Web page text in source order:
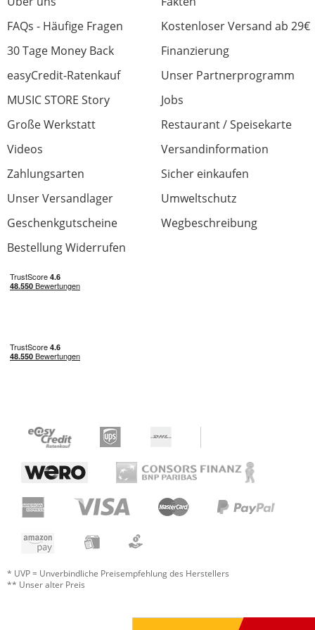
FAQs - Häufige Fragen
Kostenloser Versand ab 29€
30 Tage Money Back
Finanzierung
easyCredit-Ratenkauf
Unser Partnerprogramm
MUSIC STORE Story
Jobs
Große Werkstatt
Restaurant / Speisekarte
Videos
Versandinformation
Zahlungsarten
Sicher einkaufen
Unser Versandlager
Umweltschutz
Geschenkgutscheine
Wegbeschreibung
Bestellung Widerrufen
* UVP = Unverbindliche Preisempfehlung des Herstellers
** Unser alter Preis